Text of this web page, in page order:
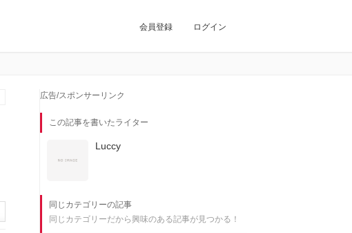
会員登録 ログイン
広告/スポンサーリンク
この記事を書いたライター
Luccy
同じカテゴリーの記事
同じカテゴリーだから興味のある記事が見つかる！